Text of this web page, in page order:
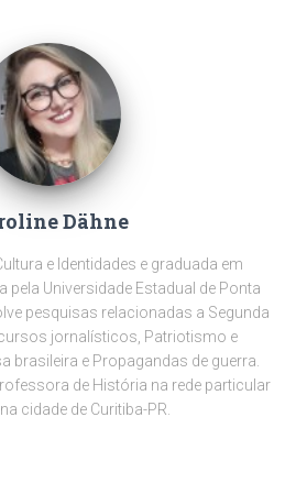
Dähne
e Identidades e graduada em
pela Universidade Estadual de Ponta
pesquisas relacionadas a Segunda
jornalísticos, Patriotismo e
brasileira e Propagandas de guerra.
de História na rede particular
cidade de Curitiba-PR.